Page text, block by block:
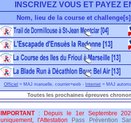
INSCRIVEZ VOUS ET PAYEZ
Nom, lieu de la course et challenge[s]
Officiel = MAJ manuelle, courrier+web - Internet = MAJ
Toutes les prochaines épreuves
IMPORTANT: Depuis le 1er Septembre
uniquement, l'Attestation
Pass Prévention